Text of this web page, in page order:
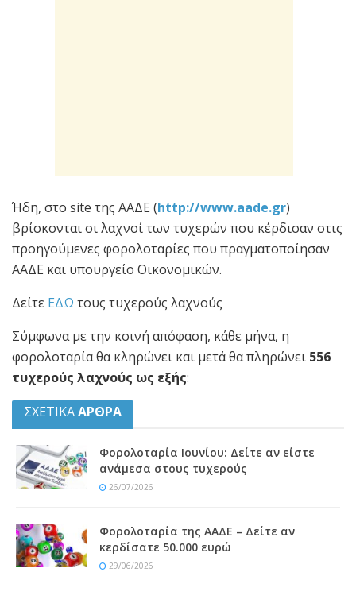
Ήδη, στο site της ΑΑΔΕ (http://www.aade.gr)
βρίσκονται οι λαχνοί των τυχερών που κέρδισαν στις
προηγούμενες φορολοταρίες που πραγματοποίησαν
ΑΑΔΕ και υπουργείο Οικονομικών.
Δείτε ΕΔΩ τους τυχερούς λαχνούς
Σύμφωνα με την κοινή απόφαση, κάθε μήνα, η
φορολοταρία θα κληρώνει και μετά θα πληρώνει 556
τυχερούς λαχνούς ως εξής:
ΣΧΕΤΙΚΑΑΡΘΡΑ
Φορολοταρία Ιουνίου: Δείτε αν είστε
ανάμεσα στους τυχερούς
26/07/2026
Φορολοταρία της ΑΑΔΕ – Δείτε αν
κερδίσατε 50.000 ευρώ
29/06/2026